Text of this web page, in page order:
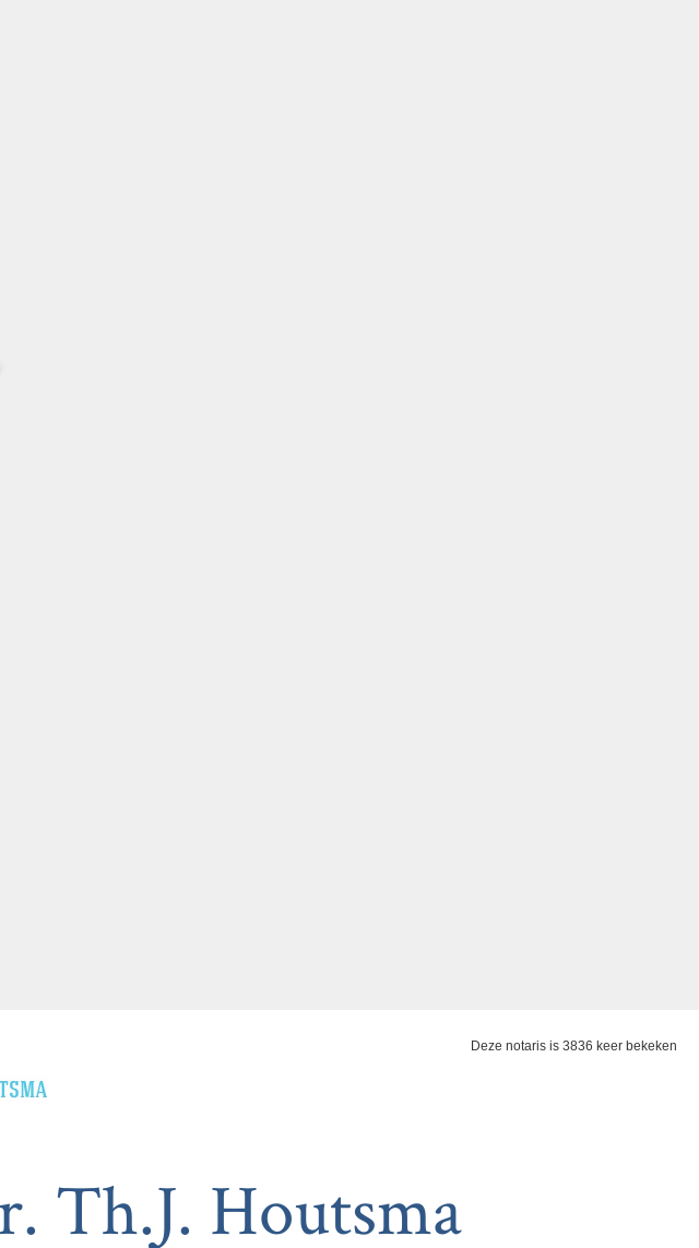
Deze notaris is 3836 keer bekeken
Th.J. Houtsma